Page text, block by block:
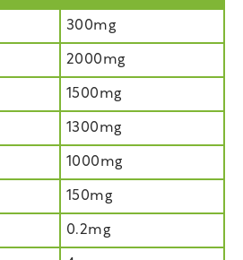
300mg
2000mg
1500mg
1300mg
1000mg
150mg
0.2mg